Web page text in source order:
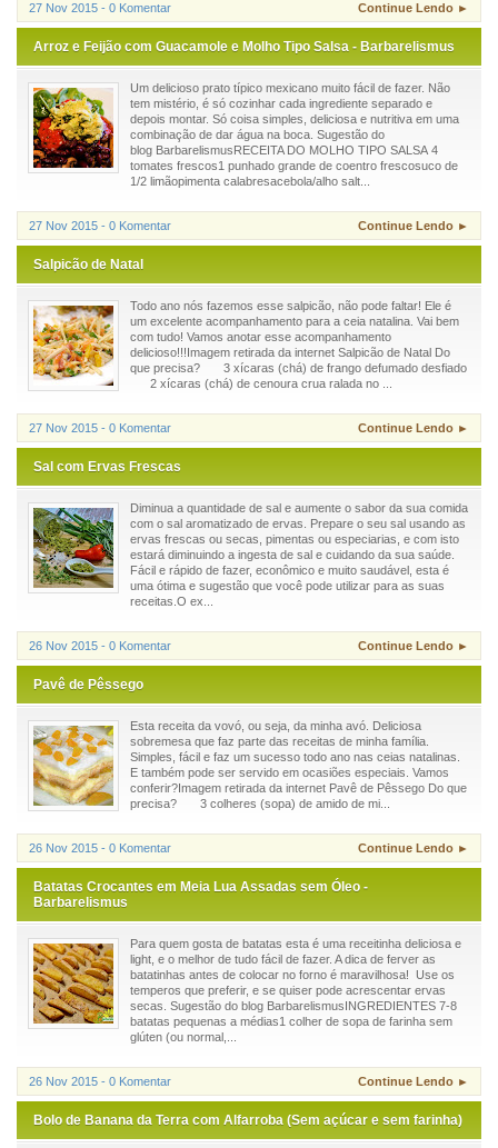
27 Nov 2015 - 0 Komentar Continue Lendo ►
Arroz e Feijão com Guacamole e Molho Tipo Salsa - Barbarelismus
Um delicioso prato típico mexicano muito fácil de fazer. Não
tem mistério, é só cozinhar cada ingrediente separado e
depois montar. Só coisa simples, deliciosa e nutritiva em uma
combinação de dar água na boca. Sugestão do
blog BarbarelismusRECEITA DO MOLHO TIPO SALSA 4
tomates frescos1 punhado grande de coentro frescosuco de
1/2 limãopimenta calabresacebola/alho salt...
27 Nov 2015 - 0 Komentar Continue Lendo ►
Salpicão de Natal
Todo ano nós fazemos esse salpicão, não pode faltar! Ele é
um excelente acompanhamento para a ceia natalina. Vai bem
com tudo! Vamos anotar esse acompanhamento
delicioso!!!Imagem retirada da internet Salpicão de Natal Do
que precisa? 3 xícaras (chá) de frango defumado desfiado
2 xícaras (chá) de cenoura crua ralada no ...
27 Nov 2015 - 0 Komentar Continue Lendo ►
Sal com Ervas Frescas
Diminua a quantidade de sal e aumente o sabor da sua comida
com o sal aromatizado de ervas. Prepare o seu sal usando as
ervas frescas ou secas, pimentas ou especiarias, e com isto
estará diminuindo a ingesta de sal e cuidando da sua saúde.
Fácil e rápido de fazer, econômico e muito saudável, esta é
uma ótima e sugestão que você pode utilizar para as suas
receitas.O ex...
26 Nov 2015 - 0 Komentar Continue Lendo ►
Pavê de Pêssego
Esta receita da vovó, ou seja, da minha avó. Deliciosa
sobremesa que faz parte das receitas de minha família.
Simples, fácil e faz um sucesso todo ano nas ceias natalinas.
E também pode ser servido em ocasiões especiais. Vamos
conferir?Imagem retirada da internet Pavê de Pêssego Do que
precisa? 3 colheres (sopa) de amido de mi...
26 Nov 2015 - 0 Komentar Continue Lendo ►
Batatas Crocantes em Meia Lua Assadas sem Óleo -
Barbarelismus
Para quem gosta de batatas esta é uma receitinha deliciosa e
light, e o melhor de tudo fácil de fazer. A dica de ferver as
batatinhas antes de colocar no forno é maravilhosa! Use os
temperos que preferir, e se quiser pode acrescentar ervas
secas. Sugestão do blog BarbarelismusINGREDIENTES 7-8
batatas pequenas a médias1 colher de sopa de farinha sem
glúten (ou normal,...
26 Nov 2015 - 0 Komentar Continue Lendo ►
Bolo de Banana da Terra com Alfarroba (Sem açúcar e sem farinha)